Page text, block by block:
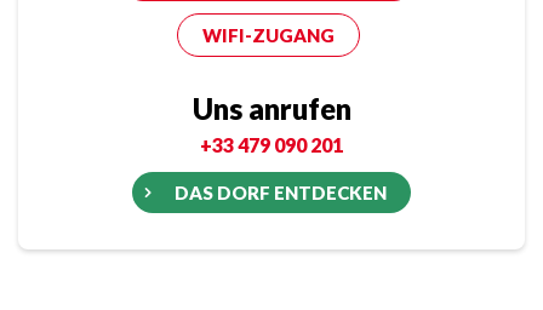
WIFI-ZUGANG
Uns anrufen
+33 479 090 201
DAS DORF ENTDECKEN